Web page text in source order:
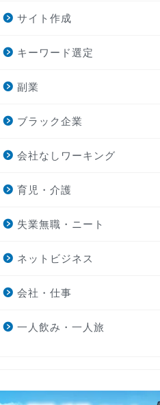
サイト作成
キーワード選定
副業
ブラック企業
会社なしワーキング
育児・介護
失業無職・ニート
ネットビジネス
会社・仕事
一人飲み・一人旅